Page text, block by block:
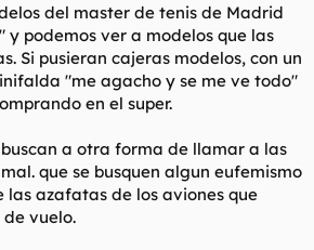
del master de tenis de Madrid
y podemos ver a modelos que las
Si pusieran cajeras modelos, con un
"me agacho y se me ve todo"
en el super.
a otra forma de llamar a las
que se busquen algun eufemismo
las azafatas de los aviones que
vuelo.